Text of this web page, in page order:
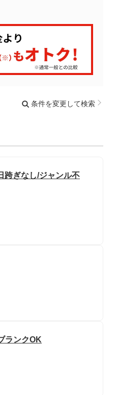
条件を変更して検索
跨ぎなし/ジャンル不
ランクOK